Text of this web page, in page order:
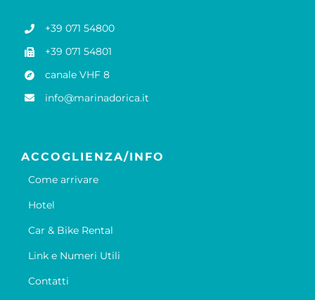
+39 071 54800
+39 071 54801
canale VHF 8
info@marinadorica.it
ACCOGLIENZA/INFO
Come arrivare
Hotel
Car & Bike Rental
Link e Numeri Utili
Contatti